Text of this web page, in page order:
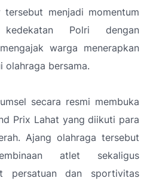
tersebut menjadi momentum
Polri dengan
warga menerapkan
olahraga bersama.
secara resmi membuka
Prix Lahat yang diikuti para
Ajang olahraga tersebut
atlet sekaligus
persatuan dan sportivitas